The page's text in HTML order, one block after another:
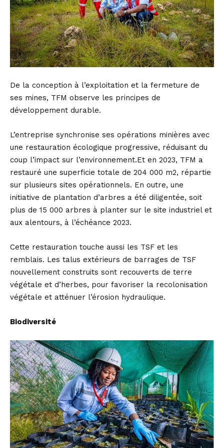
De la conception à l’exploitation et la fermeture de
ses mines, TFM observe les principes de
développement durable.
L’entreprise synchronise ses opérations minières avec
une restauration écologique progressive, réduisant du
coup l’impact sur l’environnement.Et en 2023, TFM a
restauré une superficie totale de 204 000 m2, répartie
sur plusieurs sites opérationnels. En outre, une
initiative de plantation d’arbres a été diligentée, soit
plus de 15 000 arbres à planter sur le site industriel et
aux alentours, à l’échéance 2023.
Cette restauration touche aussi les TSF et les
remblais. Les talus extérieurs de barrages de TSF
nouvellement construits sont recouverts de terre
végétale et d’herbes, pour favoriser la recolonisation
végétale et atténuer l’érosion hydraulique.
Biodiversité